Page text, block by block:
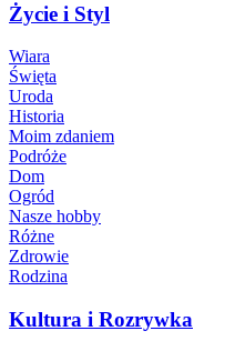
Życie i Styl
Wiara
Święta
Uroda
Historia
Moim zdaniem
Podróże
Dom
Ogród
Nasze hobby
Różne
Zdrowie
Rodzina
Kultura i Rozrywka